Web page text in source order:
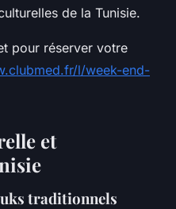
de la Tunisie.
pour réserver votre
l/week-end-
et
traditionnels